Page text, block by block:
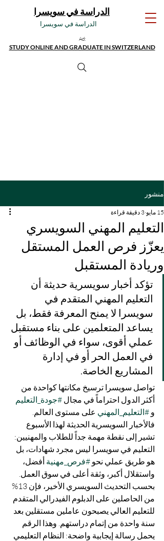
الدراسة في سويسرا
الدراسة في سويسرا
Ad:
STUDY ONLINE AND GRADUATE IN SWITZERLAND
منشور
التعليم المهني السويسري
يعزّز فرص العمل المستقل
وريادة المستقبل
15 مايو 3 دقيقة قراءة
تؤكد أخبار سويسرية حديثة أن
التعليم المهني المتقدم في
سويسرا لا يمنح المعرفة فقط، بل
يساعد المتعلمين على بناء مستقبل
عملي أقوى، سواء في الوظائف أو
في العمل الحر أو في إدارة
المشاريع الخاصة.
تواصل سويسرا ترسيخ مكانتها كواحدة من
أكثر الدول احتراماً في مجال #جودة_التعليم
و #التعليم_المهني على مستوى العالم.
فالأخبار السويسرية الحديثة لهذا الأسبوع
تشير إلى نقطة مهمة جداً للطلاب والمهنيين:
التعليم في سويسرا ليس مجرد شهادات، بل
هو طريق عملي نحو #فرص_مهنية أفضل،
واستقلال أكبر، وثقة أعلى في سوق العمل.
بحسب التحديث السويسري الأخير، فإن 13%
من الحاصلين على الدبلوم الفيدرالي المتقدم
للتعليم العالي يصبحون عاملين مستقلين بعد
سنة واحدة من إتمام دراستهم. وهذا الرقم
يحمل رسالة إيجابية واضحة: النظام التعليمي